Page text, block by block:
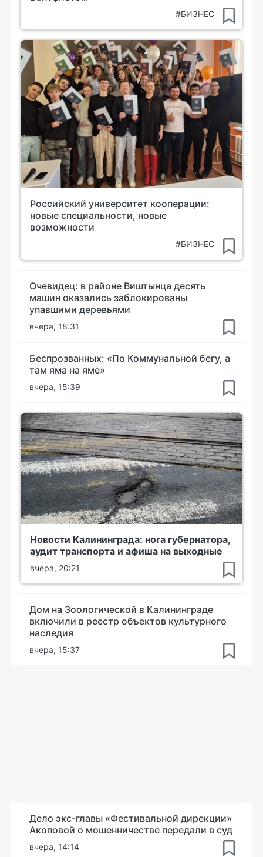
#БИЗНЕС
Российский университет кооперации:
новые специальности, новые
возможности
#БИЗНЕС
Очевидец: в районе Виштынца десять
машин оказались заблокированы
упавшими деревьями
вчера, 18:31
Беспрозванных: «По Коммунальной бегу, а
там яма на яме»
вчера, 15:39
Новости Калининграда: нога губернатора,
аудит транспорта и афиша на выходные
вчера, 20:21
Дом на Зоологической в Калининграде
включили в реестр объектов культурного
наследия
вчера, 15:37
Дело экс-главы «Фестивальной дирекции»
Акоповой о мошенничестве передали в суд
вчера, 14:14